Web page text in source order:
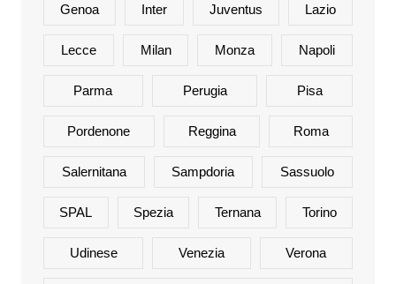
Genoa Inter Juventus Lazio
Lecce Milan Monza Napoli
Parma Perugia Pisa
Pordenone Reggina Roma
Salernitana Sampdoria Sassuolo
SPAL Spezia Ternana Torino
Udinese Venezia Verona